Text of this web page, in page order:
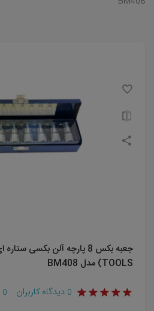
TOOLS) مدل BM408
0 دیدگاه کاربران 0